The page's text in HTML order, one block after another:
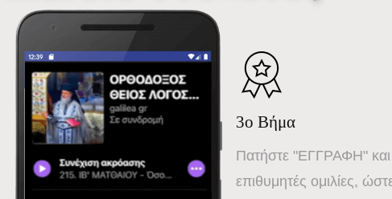
3ο Βήμα
Πατήστε "ΕΓΓΡΑΦΗ" και
επιθυμητές ομιλίες,